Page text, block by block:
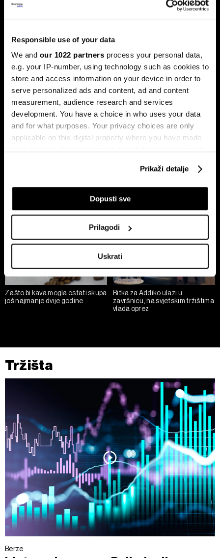
Responsible use of your data
We and our 1022 partners process your personal data,
e.g. your IP-number, using technology such as cookies to
store and access information on your device in order to
serve personalized ads and content, ad and content
measurement, audience research and services
development. You have a choice in who uses your data
and for what purposes. Your privacy choices are only
applicable on this digital property where you have made
If you allow, we would also like to:
Collect information about your geographical
Identify your device by actively scanning it for
specific characteristics (fingerprinting)
Find out more about how your personal data is processed
and set your preferences in thedetails section.
Zajednički voditelji obrade su HD-WIN ARENA SPORT
ažurirati klikom na „Prikaži detalje“. Privolu možete u bilo
kojem trenutku povući bez negativnih posljedica.
Prikaži detalje
Dopusti sve
Prilagodi
Uskrati
Ljeto na burzama: Psihologija
ulagača kao najveći neprijatelj
Povijesni podaci pokazuju da su lipanj i srpanj mjeseci s
najmanjom volatilnošću na burzama.
Končar predvodi regiju
regionalni prvaci nižu rekorde
Zašto bi kava mogla ostati skupa
još najmanje dvije godine
Bitka za Addiko ulazi u
završnicu, na svjetskim tržištima
vlada oprez
Tržišta
Berze